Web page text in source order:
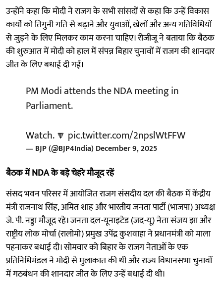
उन्होंने कहा कि मोदी ने राजग के सभी सांसदों से कहा कि उन्हें विकास
कार्यों को तिगुनी गति से बढ़ाने और युवाओं, खेलों और अन्य गतिविधियों
से जुड़ने के लिए मिलकर काम करना चाहिए। रीजीजू ने बताया कि बैठक
की शुरुआत में मोदी को हाल में संपन्न बिहार चुनावों में राजग की शानदार
जीत के लिए बधाई दी गई।
PM Modi attends the NDA meeting in
Parliament.
Watch. 🔽 pic.twitter.com/2npslWtFFW
— BJP (@BJP4India)December 9, 2025
बैठक में NDA के बड़े चेहरे मौजूद रहें
संसद भवन परिसर में आयोजित राजग संसदीय दल की बैठक में केंद्रीय
मंत्री राजनाथ सिंह, अमित शाह और भारतीय जनता पार्टी (भाजपा) अध्यक्ष
जे. पी. नड्डा मौजूद रहे। जनता दल-यूनाइटेड (जद-यू) नेता संजय झा और
राष्ट्रीय लोक मोर्चा (रालोमो) प्रमुख उपेंद्र कुशवाहा ने प्रधानमंत्री को माला
पहनाकर बधाई दी। सोमवार को बिहार के राजग नेताओं के एक
प्रतिनिधिमंडल ने मोदी से मुलाकात की थी और राज्य विधानसभा चुनावों
में गठबंधन की शानदार जीत के लिए उन्हें बधाई दी थी।